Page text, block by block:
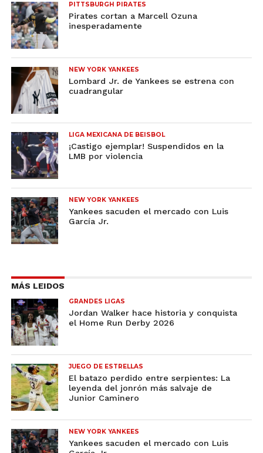
PITTSBURGH PIRATES
Pirates cortan a Marcell Ozuna
inesperadamente
NEW YORK YANKEES
Lombard Jr. de Yankees se estrena con
cuadrangular
LIGA MEXICANA DE BEISBOL
¡Castigo ejemplar! Suspendidos en la
LMB por violencia
NEW YORK YANKEES
Yankees sacuden el mercado con Luis
García Jr.
MÁS LEIDOS
GRANDES LIGAS
Jordan Walker hace historia y conquista
el Home Run Derby 2026
JUEGO DE ESTRELLAS
El batazo perdido entre serpientes: La
leyenda del jonrón más salvaje de
Junior Caminero
NEW YORK YANKEES
Yankees sacuden el mercado con Luis